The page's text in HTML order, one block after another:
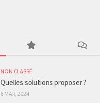
NON CLASSÉ
Quelles solutions proposer ?
6 MAR, 2024